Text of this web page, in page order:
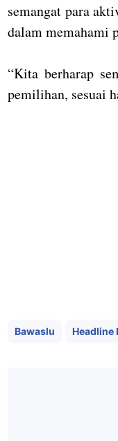
semangat para
dalam memahami
“Kita berharap
pemilihan, sesuai
Bawaslu Headline